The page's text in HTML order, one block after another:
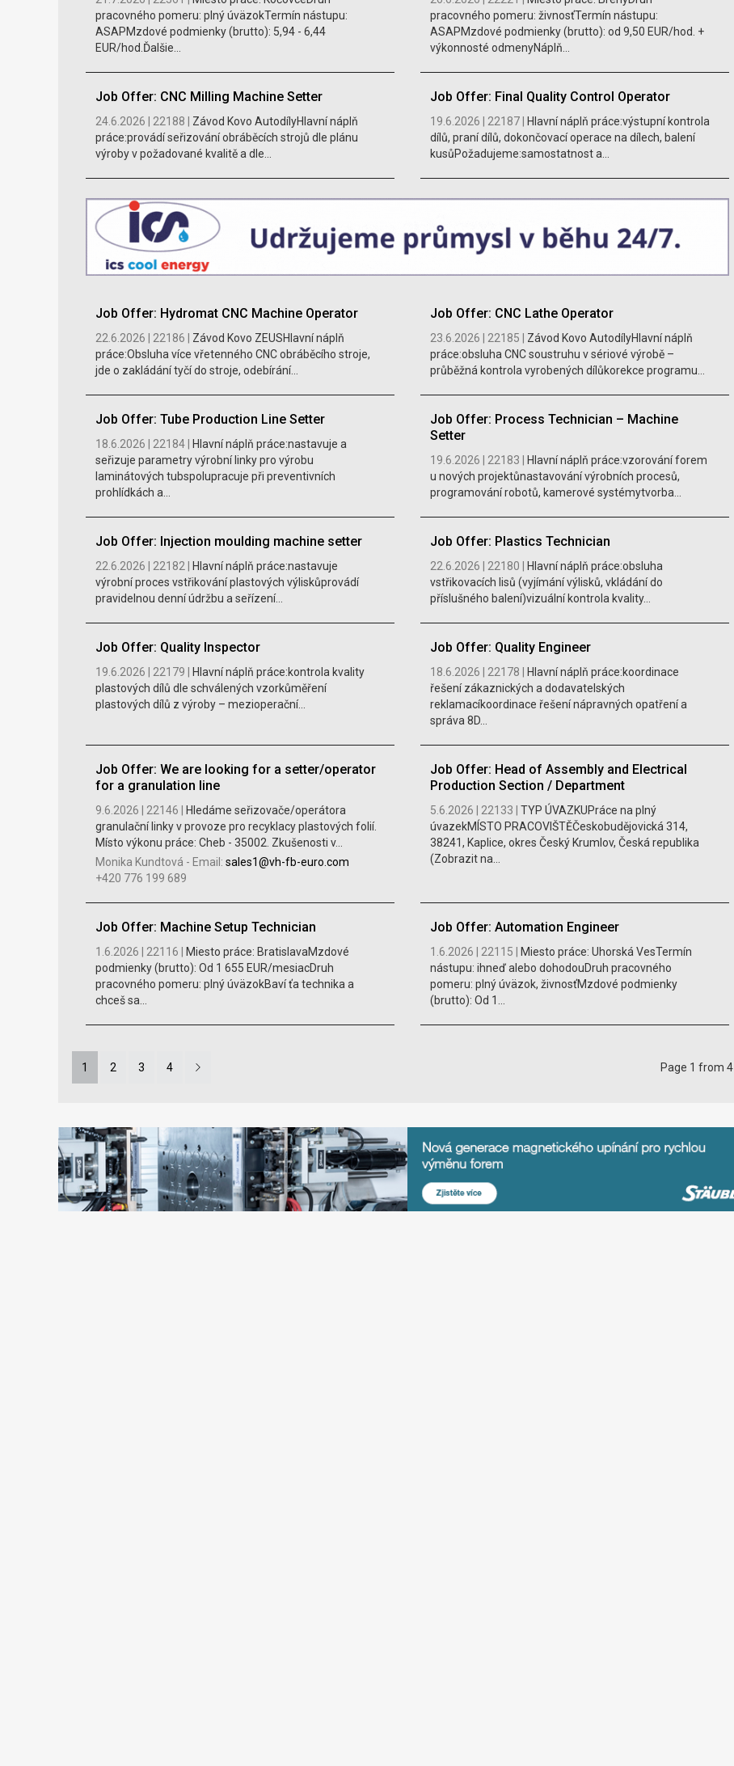
pracovného pomeru: plný úväzokTermín nástupu:
ASAPMzdové podmienky (brutto): 5,94 - 6,44
EUR/hod.Ďalšie...
pracovného pomeru: živnosťTermín nástupu:
ASAPMzdové podmienky (brutto): od 9,50 EUR/hod. +
výkonnosté odmenyNáplň...
Job Offer: CNC Milling Machine Setter
24.6.2026 | 22188 | Závod Kovo AutodílyHlavní náplň
práce:provádí seřizování obráběcích strojů dle plánu
výroby v požadované kvalitě a dle...
Job Offer: Final Quality Control Operator
19.6.2026 | 22187 |
Hlavní náplň práce:výstupní kontrola
dílů, praní dílů, dokončovací operace na dílech, balení
kusůPožadujeme:samostatnost a...
Job Offer: Hydromat CNC Machine Operator
22.6.2026 | 22186 | Závod Kovo ZEUSHlavní náplň
práce:Obsluha více vřetenného CNC obráběcího stroje,
jde o zakládání tyčí do stroje, odebírání...
Job Offer: CNC Lathe Operator
23.6.2026 | 22185 | Závod Kovo AutodílyHlavní náplň
práce:obsluha CNC soustruhu v sériové výrobě –
průběžná kontrola vyrobených dílůkorekce programu...
Job Offer: Tube Production Line Setter
18.6.2026 | 22184 |
Hlavní náplň práce:nastavuje a
seřizuje parametry výrobní linky pro výrobu
laminátových tubspolupracuje při preventivních
prohlídkách a...
Job Offer: Process Technician – Machine
Setter
19.6.2026 | 22183 |
Hlavní náplň práce:vzorování forem
u nových projektůnastavování výrobních procesů,
programování robotů, kamerové systémytvorba...
Job Offer: Injection moulding machine setter
22.6.2026 | 22182 |
Hlavní náplň práce:nastavuje
výrobní proces vstřikování plastových výliskůprovádí
pravidelnou denní údržbu a seřízení...
Job Offer: Plastics Technician
22.6.2026 | 22180 |
Hlavní náplň práce:obsluha
vstřikovacích lisů (vyjímání výlisků, vkládání do
příslušného balení)vizuální kontrola kvality...
Job Offer: Quality Inspector
19.6.2026 | 22179 |
Hlavní náplň práce:kontrola kvality
plastových dílů dle schválených vzorkůměření
plastových dílů z výroby – mezioperační...
Job Offer: Quality Engineer
18.6.2026 | 22178 |
Hlavní náplň práce:koordinace
řešení zákaznických a dodavatelských
reklamacíkoordinace řešení nápravných opatření a
správa 8D...
Job Offer: We are looking for a setter/operator
for a granulation line
9.6.2026 | 22146 |
Hledáme seřizovače/operátora
granulační linky v provoze pro recyklacy plastových folií.
Místo výkonu práce: Cheb - 35002. Zkušenosti v...
Monika Kundtová - Email: sales1@vh-fb-euro.com
+420 776 199 689
Job Offer: Head of Assembly and Electrical
Production Section / Department
5.6.2026 | 22133 | TYP ÚVAZKUPráce na plný
úvazekMÍSTO PRACOVIŠTĚČeskobudějovická 314,
38241, Kaplice, okres Český Krumlov, Česká republika
(Zobrazit na...
Job Offer: Machine Setup Technician
1.6.2026 | 22116 |
Miesto práce: BratislavaMzdové
podmienky (brutto): Od 1 655 EUR/mesiacDruh
pracovného pomeru: plný úväzokBaví ťa technika a
chceš sa...
Job Offer: Automation Engineer
1.6.2026 | 22115 |
Miesto práce: Uhorská VesTermín
nástupu: ihneď alebo dohodouDruh pracovného
pomeru: plný úväzok, živnosťMzdové podmienky
(brutto): Od 1...
1 2 3 4 Page 1 from 4